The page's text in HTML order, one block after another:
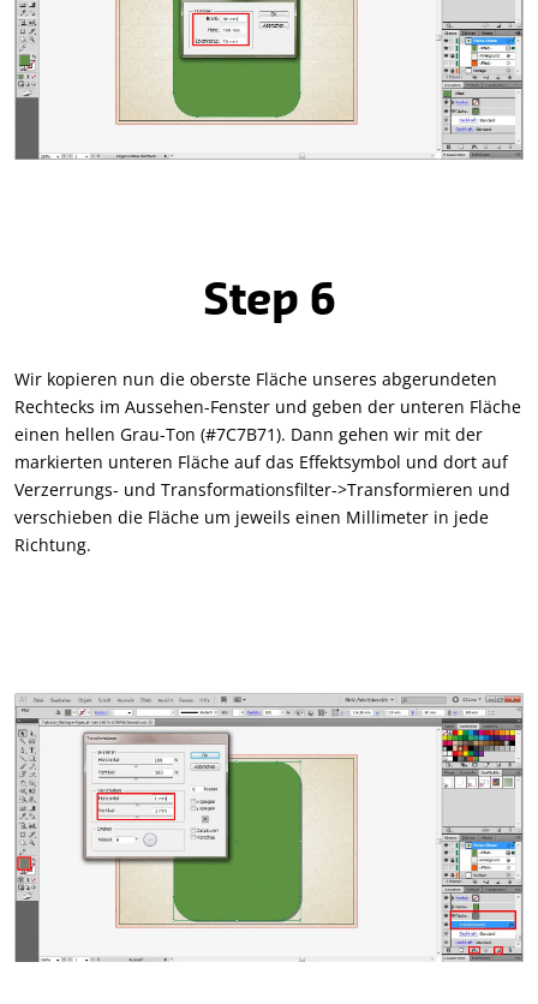
Step 6
Wir kopieren nun die oberste Fläche unseres abgerundeten
Rechtecks im Aussehen-Fenster und geben der unteren Fläche
einen hellen Grau-Ton (#7C7B71). Dann gehen wir mit der
markierten unteren Fläche auf das Effektsymbol und dort auf
Verzerrungs- und Transformationsfilter->Transformieren und
verschieben die Fläche um jeweils einen Millimeter in jede
Richtung.